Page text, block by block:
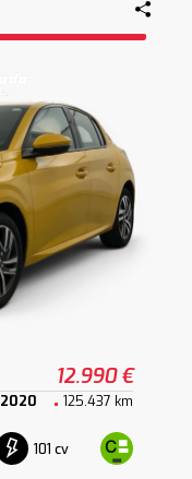
12.990 €
2020 125.437 km
101 cv